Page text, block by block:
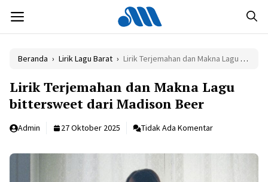
isi
MENU
Beranda › Lirik Lagu Barat › Lirik Terjemahan dan Makna Lagu bittersweet dari Madison Beer
Lirik Terjemahan dan Makna Lagu
bittersweet dari Madison Beer
Admin 27 Oktober 2025 Tidak Ada Komentar